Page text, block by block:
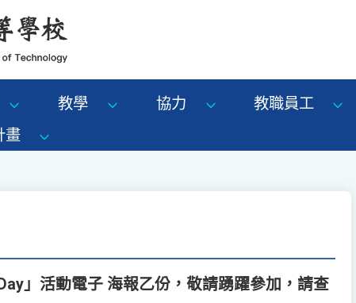
教學 協力 教職員工
畫
」活動電子 海報乙份，敬請踴躍參加，請查